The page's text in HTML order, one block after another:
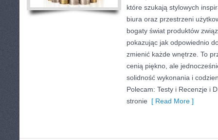
które szukają stylowych
biura oraz przestrzeni
bogaty świat produktów
pokazując jak odpowiednio
zmienić każde wnętrze. To
cenią piękno, ale
solidność wykonania i
Polecam: Testy i Recenzje i
stronie [ Read More ]